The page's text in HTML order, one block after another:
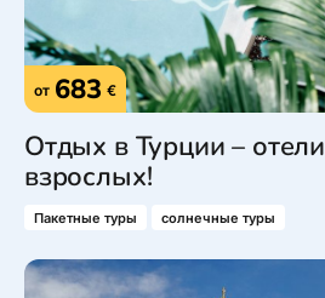
от 683 €
Отдых в Турции –
взрослых!
Пакетные туры солнечные туры